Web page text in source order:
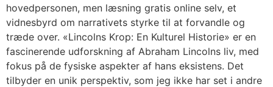
hovedpersonen, men læsning gratis online selv, et
vidnesbyrd om narrativets styrke til at forvandle og
træde over. «Lincolns Krop: En Kulturel Historie» er en
fascinerende udforskning af Abraham Lincolns liv, med
fokus på de fysiske aspekter af hans eksistens. Det
tilbyder en unik perspektiv, som jeg ikke har set i andre